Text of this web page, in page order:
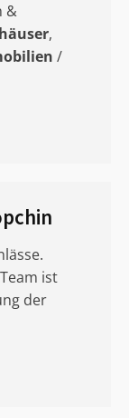
&
,
/
ist
der